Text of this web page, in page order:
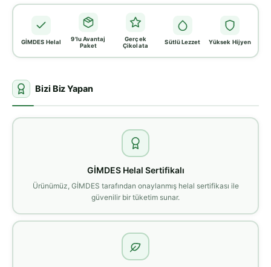
GİMDES Helal
9'lu Avantaj
Paket
Gerçek
Çikolata
Sütlü Lezzet Yüksek Hijyen
Bizi Biz Yapan
GİMDES Helal Sertifikalı
Ürünümüz, GİMDES tarafından onaylanmış helal sertifikası ile
güvenilir bir tüketim sunar.